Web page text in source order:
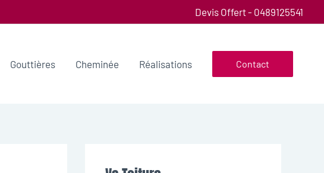
Devis Offert - 0489125541
Gouttières Cheminée Réalisations Contact